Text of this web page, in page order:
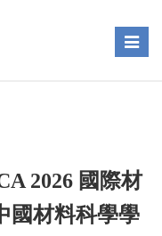
Toggle
2026 國際材
國材料科學學